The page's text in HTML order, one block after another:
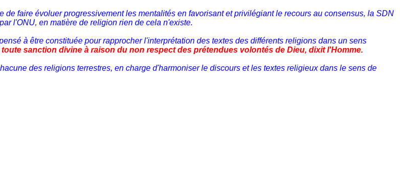
faire évoluer progressivement les mentalités en favorisant et privilégiant le recours au consensus, la SDN
l'ONU, en matière de religion rien de cela n'existe.
à être constituée pour rapprocher l'interprétation des textes des différents religions dans un sens
sanction divine à raison du non respect des prétendues volontés de Dieu, dixit l'Homme.
des religions terrestres, en charge d'harmoniser le discours et les textes religieux dans le sens de